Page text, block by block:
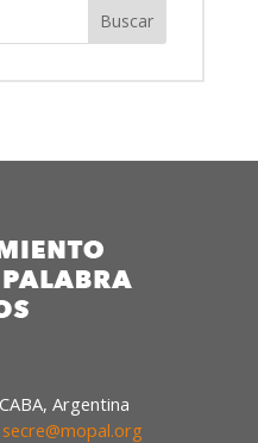
Argentina
secre@mopal.org